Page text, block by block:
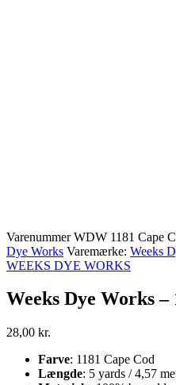
VarenummerWDW 1181 Cape
Dye Works Varemærke: Weeks
WEEKS DYE WORKS
Weeks Dye Works –
28,00 kr.
Farve: 1181 Cape Cod
Længde: 5 yards / 4,57